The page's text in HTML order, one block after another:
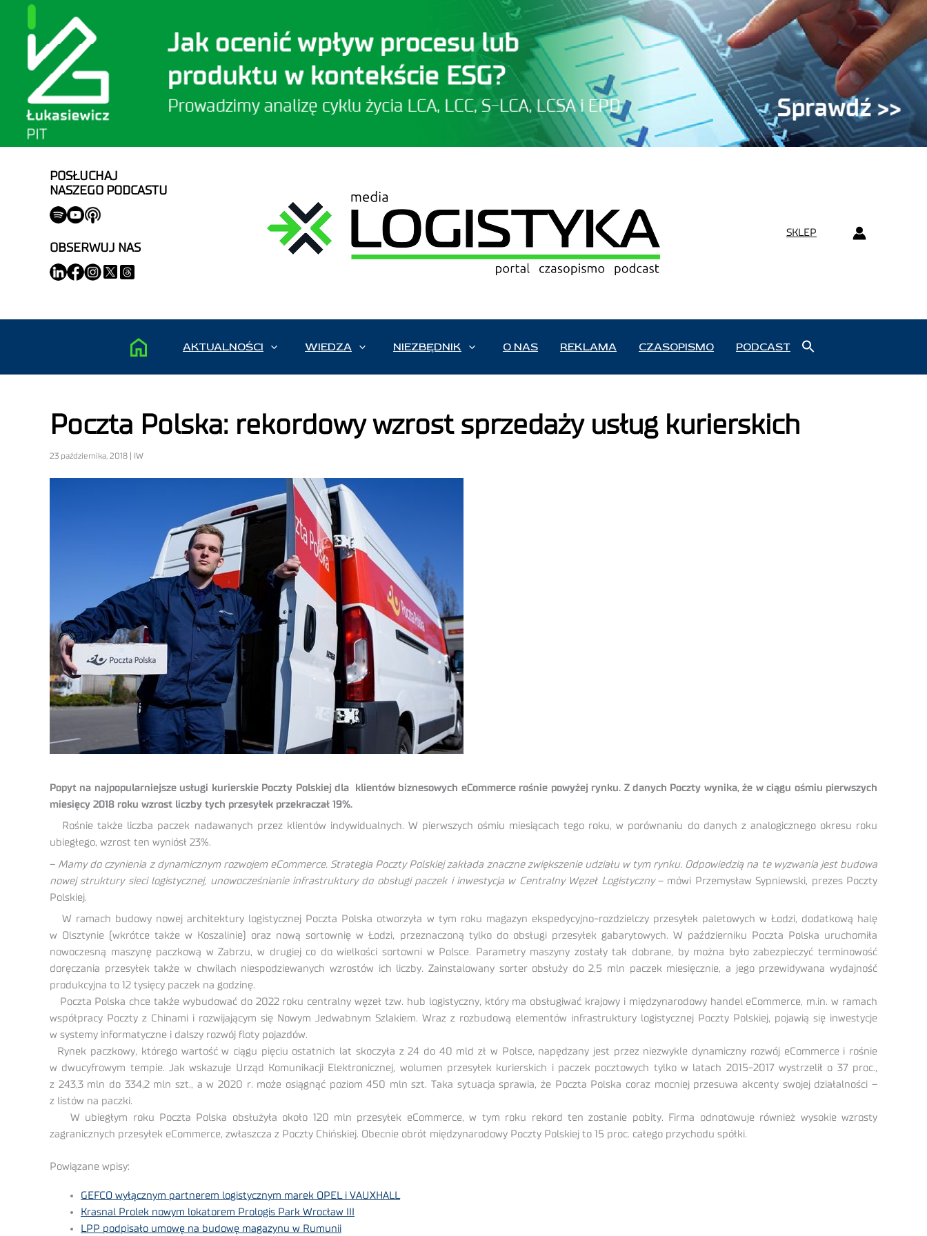
POSŁUCHAJ
NASZEGO PODCASTU
OBSERWUJ NAS
SKLEP
AKTUALNOŚCI WIEDZA NIEZBĘDNIK O NAS REKLAMA CZASOPISMO PODCAST
Poczta Polska: rekordowy wzrost sprzedaży usług kurierskich
23 października, 2018 | IW
Popyt na najpopularniejsze usługi kurierskie Poczty Polskiej dla klientów biznesowych eCommerce rośnie powyżej rynku. Z danych Poczty wynika, że w ciągu ośmiu pierwszych
miesięcy 2018 roku wzrost liczby tych przesyłek przekraczał 19%.
Rośnie także liczba paczek nadawanych przez klientów indywidualnych. W pierwszych ośmiu miesiącach tego roku, w porównaniu do danych z analogicznego okresu roku
ubiegłego, wzrost ten wyniósł 23%.
– Mamy do czynienia z dynamicznym rozwojem eCommerce. Strategia Poczty Polskiej zakłada znaczne zwiększenie udziału w tym rynku. Odpowiedzią na te wyzwania jest budowa
nowej struktury sieci logistycznej, unowocześnianie infrastruktury do obsługi paczek i inwestycja w Centralny Węzeł Logistyczny– mówi Przemysław Sypniewski, prezes Poczty
Polskiej.
W ramach budowy nowej architektury logistycznej Poczta Polska otworzyła w tym roku magazyn ekspedycyjno-rozdzielczy przesyłek paletowych w Łodzi, dodatkową halę
w Olsztynie (wkrótce także w Koszalinie) oraz nową sortownię w Łodzi, przeznaczoną tylko do obsługi przesyłek gabarytowych. W październiku Poczta Polska uruchomiła
nowoczesną maszynę paczkową w Zabrzu, w drugiej co do wielkości sortowni w Polsce. Parametry maszyny zostały tak dobrane, by można było zabezpieczyć terminowość
doręczania przesyłek także w chwilach niespodziewanych wzrostów ich liczby. Zainstalowany sorter obsłuży do 2,5 mln paczek miesięcznie, a jego przewidywana wydajność
produkcyjna to 12 tysięcy paczek na godzinę.
Poczta Polska chce także wybudować do 2022 roku centralny węzeł tzw. hub logistyczny, który ma obsługiwać krajowy i międzynarodowy handel eCommerce, m.in. w ramach
współpracy Poczty z Chinami i rozwijającym się Nowym Jedwabnym Szlakiem. Wraz z rozbudową elementów infrastruktury logistycznej Poczty Polskiej, pojawią się inwestycje
w systemy informatyczne i dalszy rozwój floty pojazdów.
Rynek paczkowy, którego wartość w ciągu pięciu ostatnich lat skoczyła z 24 do 40 mld zł w Polsce, napędzany jest przez niezwykle dynamiczny rozwój eCommerce i rośnie
w dwucyfrowym tempie. Jak wskazuje Urząd Komunikacji Elektronicznej, wolumen przesyłek kurierskich i paczek pocztowych tylko w latach 2015-2017 wystrzelił o 37 proc.,
z 243,3 mln do 334,2 mln szt., a w 2020 r. może osiągnąć poziom 450 mln szt. Taka sytuacja sprawia, że Poczta Polska coraz mocniej przesuwa akcenty swojej działalności –
z listów na paczki.
W ubiegłym roku Poczta Polska obsłużyła około 120 mln przesyłek eCommerce, w tym roku rekord ten zostanie pobity. Firma odnotowuje również wysokie wzrosty
zagranicznych przesyłek eCommerce, zwłaszcza z Poczty Chińskiej. Obecnie obrót międzynarodowy Poczty Polskiej to 15 proc. całego przychodu spółki.
Powiązane wpisy:
GEFCO wyłącznym partnerem logistycznym marek OPEL i VAUXHALL
Krasnal Prolek nowym lokatorem Prologis Park Wrocław III
LPP podpisało umowę na budowę magazynu w Rumunii